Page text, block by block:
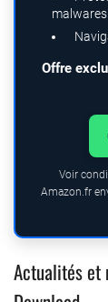
malwares
Offre
Voir
Amazon.fr
Actualités et